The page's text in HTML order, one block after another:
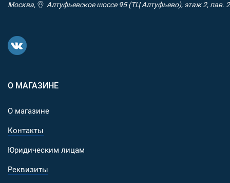
Москва, Алтуфьевское шоссе 95 (ТЦ Алтуфьево), этаж 2, пав. 2
О МАГАЗИНЕ
О магазине
Контакты
Юридическим лицам
Реквизиты